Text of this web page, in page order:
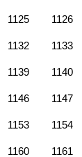
1125 1126
1132 1133
1139 1140
1146 1147
1153 1154
1160 1161